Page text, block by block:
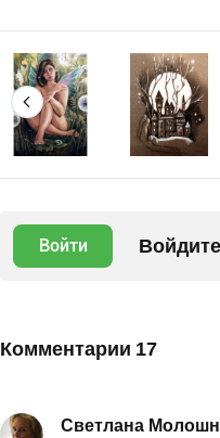
Войти
Комментарии 17
Светлана